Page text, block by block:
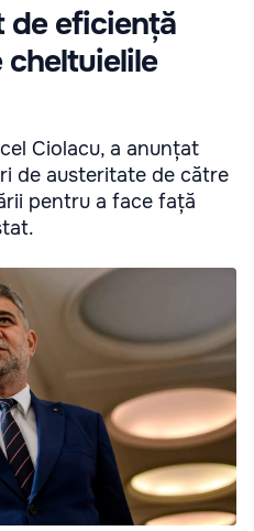
de eficiență
Ciolacu, a anunțat
de austeritate de către
pentru a face față